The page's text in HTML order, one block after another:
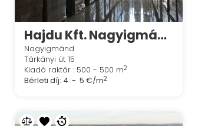
Hajdu Kft. Nagyigmánd
Nagyigmánd
Tárkányi út 15
Kiadó raktár : 500 - 500 m2
Bérleti díj: 4 - 5 €/m2